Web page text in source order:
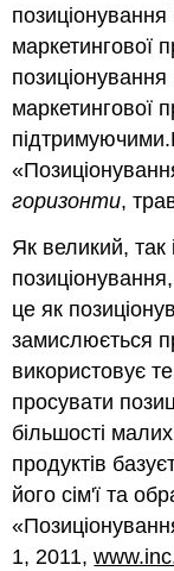
позиціонування
маркетингової
маркетингової
горизонти,
Як великий, так
це як
замислюється
використовує
просувати
більшості
продуктів
його сім'ї та
1, 2011,